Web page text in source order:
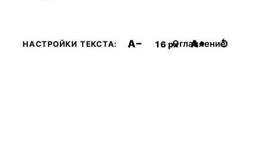
НАСТРОЙКИ ТЕКСТА: A− 16 px A+ ↺
Оглавление